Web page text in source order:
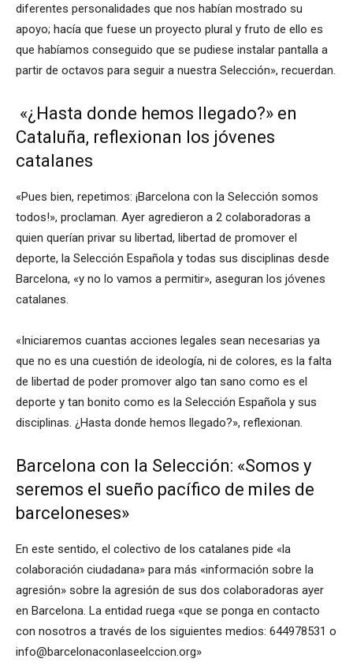
diferentes personalidades que nos habían mostrado su
apoyo; hacía que fuese un proyecto plural y fruto de ello es
que habíamos conseguido que se pudiese instalar pantalla a
partir de octavos para seguir a nuestra Selección», recuerdan.
«¿Hasta donde hemos llegado?» en
Cataluña, reflexionan los jóvenes
catalanes
«Pues bien, repetimos: ¡Barcelona con la Selección somos
todos!», proclaman. Ayer agredieron a 2 colaboradoras a
quien querían privar su libertad, libertad de promover el
deporte, la Selección Española y todas sus disciplinas desde
Barcelona, «y no lo vamos a permitir», aseguran los jóvenes
catalanes.
«Iniciaremos cuantas acciones legales sean necesarias ya
que no es una cuestión de ideología, ni de colores, es la falta
de libertad de poder promover algo tan sano como es el
deporte y tan bonito como es la Selección Española y sus
disciplinas. ¿Hasta donde hemos llegado?», reflexionan.
Barcelona con la Selección: «Somos y
seremos el sueño pacífico de miles de
barceloneses»
En este sentido, el colectivo de los catalanes pide «la
colaboración ciudadana» para más «información sobre la
agresión» sobre la agresión de sus dos colaboradoras ayer
en Barcelona. La entidad ruega «que se ponga en contacto
con nosotros a través de los siguientes medios: 644978531 o
info@barcelonaconlaseelccion.org»